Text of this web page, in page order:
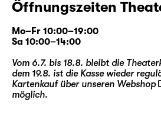
Öffnungszeiten
Mo–Fr 10:00–19:00
Sa 10:00–14:00
Vom 6.7. bis 18.8. bleibt die
dem 19.8. ist die Kasse wieder
Kartenkauf über unseren Webshop
möglich.